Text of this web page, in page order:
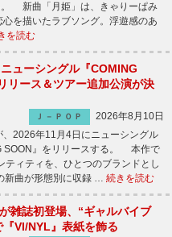
。 新曲「月姫」は、きゃりーぱみ
を描いたラブソング。浮遊感のあ
を読む
ューシングル『COMING
リース＆ツアー追加公演が決
Ｊ－ＰＯＰ
2026年8月10日
2026年11月4日にニューシングル
SOON』をリリースする。 本作で
ィティを、ひとつのブランドとし
新曲が形態別に収録 … 続きを読む
雑誌初登場、“ギャルバイブ
『VI/NYL』表紙を飾る